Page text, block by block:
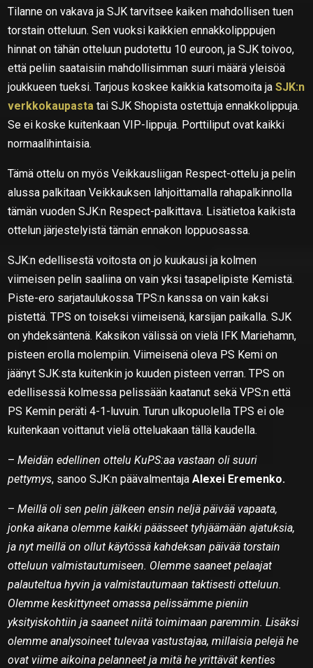
Tilanne on vakava ja SJK tarvitsee kaiken mahdollisen tuen
torstain otteluun. Sen vuoksi kaikkien ennakkolipppujen
hinnat on tähän otteluun pudotettu 10 euroon, ja SJK toivoo,
että peliin saataisiin mahdollisimman suuri määrä yleisöä
joukkueen tueksi. Tarjous koskee kaikkia katsomoita jaSJK:n
verkkokaupasta tai SJK Shopista ostettuja ennakkolippuja.
Se ei koske kuitenkaan VIP-lippuja. Porttiliput ovat kaikki
normaalihintaisia.
Tämä ottelu on myös Veikkausliigan Respect-ottelu ja pelin
alussa palkitaan Veikkauksen lahjoittamalla rahapalkinnolla
tämän vuoden SJK:n Respect-palkittava. Lisätietoa kaikista
ottelun järjestelyistä tämän ennakon loppuosassa.
SJK:n edellisestä voitosta on jo kuukausi ja kolmen
viimeisen pelin saaliina on vain yksi tasapelipiste Kemistä.
Piste-ero sarjataulukossa TPS:n kanssa on vain kaksi
pistettä. TPS on toiseksi viimeisenä, karsijan paikalla. SJK
on yhdeksäntenä. Kaksikon välissä on vielä IFK Mariehamn,
pisteen erolla molempiin. Viimeisenä oleva PS Kemi on
jäänyt SJK:sta kuitenkin jo kuuden pisteen verran. TPS on
edellisessä kolmessa pelissään kaatanut sekä VPS:n että
PS Kemin peräti 4-1-luvuin. Turun ulkopuolella TPS ei ole
kuitenkaan voittanut vielä otteluakaan tällä kaudella.
–Meidän edellinen ottelu KuPS:aa vastaan oli suuri
pettymys, sanoo SJK:n päävalmentajaAlexei Eremenko.
–Meillä oli sen pelin jälkeen ensin neljä päivää vapaata,
jonka aikana olemme kaikki päässeet tyhjäämään ajatuksia,
ja nyt meillä on ollut käytössä kahdeksan päivää torstain
otteluun valmistautumiseen. Olemme saaneet pelaajat
palauteltua hyvin ja valmistautumaan taktisesti otteluun.
Olemme keskittyneet omassa pelissämme pieniin
yksityiskohtiin ja saaneet niitä toimimaan paremmin. Lisäksi
olemme analysoineet tulevaa vastustajaa, millaisia pelejä he
ovat viime aikoina pelanneet ja mitä he yrittävät kenties